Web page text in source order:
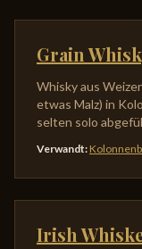
Grain
Whisky aus
etwas Malz) in
selten solo
Verwandt:
Irish